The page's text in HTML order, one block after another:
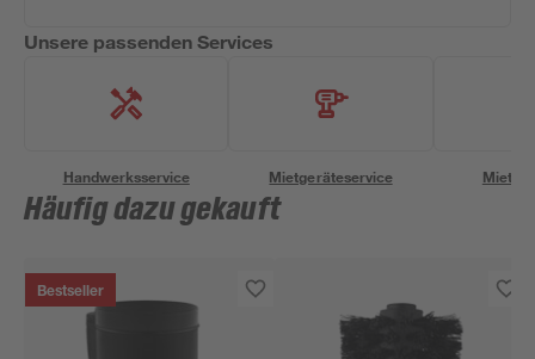
Unsere passenden Services
Handwerksservice Mietgeräteservice
Häufig dazu gekauft
Bestseller